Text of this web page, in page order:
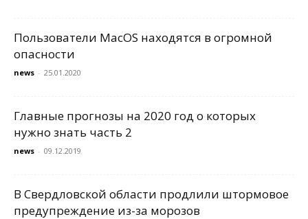
Пользователи MacOS находятся в огромной
опасности
news - 25.01.2020
Главные прогнозы на 2020 год о которых
нужно знать часть 2
news - 09.12.2019
В Свердловской области продлили штормовое
предупреждение из-за морозов